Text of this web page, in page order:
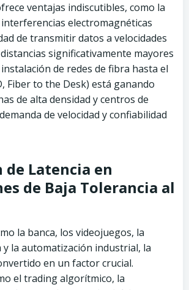
ventajas indiscutibles, como la
electromagnéticas
de transmitir datos a velocidades
significativamente mayores
de redes de fibra hasta el
Fiber to the Desk) está ganando
de alta densidad y centros de
de velocidad y confiabilidad
de Latencia en
de Baja Tolerancia al
la banca, los videojuegos, la
y la automatización industrial, la
en un factor crucial.
el trading algorítmico, la